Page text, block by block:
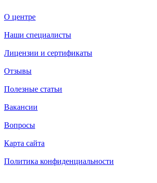
О центре
Наши специалисты
Лицензии и сертификаты
Отзывы
Полезные статьи
Вакансии
Вопросы
Карта сайта
Политика конфиденциальности